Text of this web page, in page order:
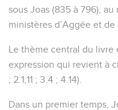
sous Joas (835 à 796),
ministères d’Aggée et de
Le thème central du livre
expression qui revient à
; 2.1,11 ; 3.4 ; 4.14).
Dans un premier temps,